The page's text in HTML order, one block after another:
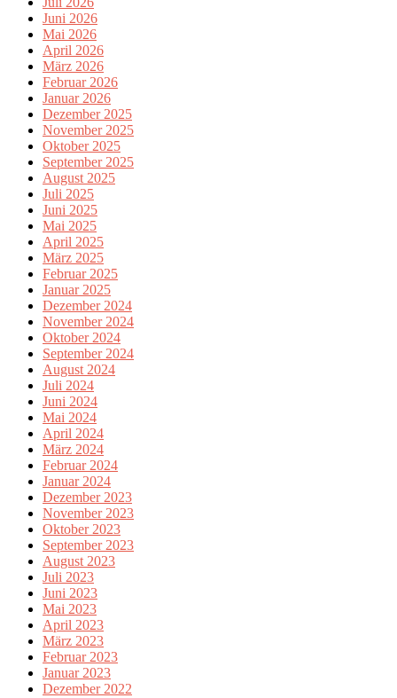
Juni 2026
Mai 2026
April 2026
März 2026
Februar 2026
Januar 2026
Dezember 2025
November 2025
Oktober 2025
September 2025
August 2025
Juli 2025
Juni 2025
Mai 2025
April 2025
März 2025
Februar 2025
Januar 2025
Dezember 2024
November 2024
Oktober 2024
September 2024
August 2024
Juli 2024
Juni 2024
Mai 2024
April 2024
März 2024
Februar 2024
Januar 2024
Dezember 2023
November 2023
Oktober 2023
September 2023
August 2023
Juli 2023
Juni 2023
Mai 2023
April 2023
März 2023
Februar 2023
Januar 2023
Dezember 2022